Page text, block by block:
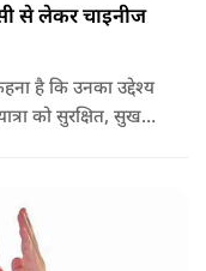
से लेकर चाइनीज
है कि उनका उद्देश्य
को सुरक्षित, सुखद